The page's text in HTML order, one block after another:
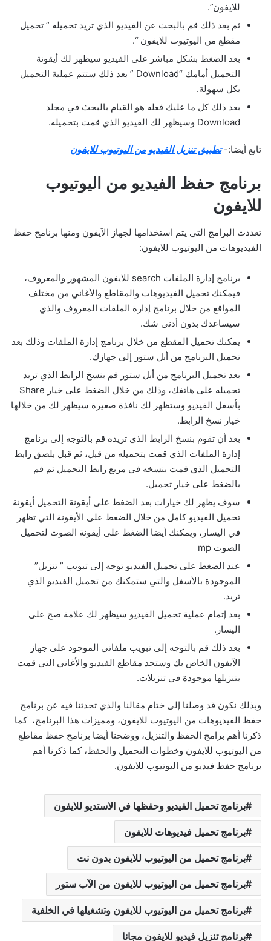
للايفون”.
ثم بعد ذلك قم بالبحث عن الفيديو الذي تريد تحميله ” تحميل
مقطع من اليوتيوب للايفون “.
بعد الضغط بشكل مباشر على الفيديو سيظهر لك أيقونة
التحميل أمامك “Download ” بعد ذلك ستتم عملية التحميل
بكل سهولة.
بعد ذلك كل ما عليك فعله هو القيام بالبحث في مجلد
Download وسيظهر لك الفيديو الذي قمت بتحميله.
تابع أيضا:-تطبيق تنزيل الفيديو من اليوتيوب للايفون
برنامج حفظ الفيديو من اليوتيوب
للايفون
تعددت البرامج التي يتم استخدامها لجهاز الآيفون ومنها برنامج حفظ
الفيديوهات من اليوتيوب للايفون:
برنامج إدارة الملفات search للايفون المشهور والمعروف،
فيمكنك تحميل الفيديوهات والمقاطع والأغاني من مختلف
المواقع من خلال برنامج إدارة الملفات المعروف والذي
سيساعدك بدون أدنى شك.
يمكنك تحميل المقطع من خلال برنامج إدارة الملفات وذلك بعد
تحميل البرنامج من أبل ستور إلى جهازك.
بعد تحميل البرنامج من أبل ستور قم بنسخ الرابط الذي تريد
تحميله على هاتفك، وذلك من خلال الضغط على خيار Share
بأسفل الفيديو وستظهر لك نافذة صغيرة سيظهر لك من خلالها
خيار نسخ الرابط.
بعد أن تقوم بنسخ الرابط الذي تريده قم بالتوجه إلى برنامج
إدارة الملفات الذي قمت بتحميله من قبل، ثم قبل بلصق رابط
التحميل الذي قمت بنسخه في مربع رابط التحميل ثم قم
بالضغط على خيار تحميل.
سوف يظهر لك خيارات بعد الضغط على أيقونة التحميل أيقونة
تحميل الفيديو كامل من خلال الضغط على الأيقونة التي تظهر
في اليسار، ويمكنك أيضا الضغط على أيقونة الصوت لتحميل
الصوت mp
عند الضغط على تحميل الفيديو توجه إلى تبويب ” تنزيل”
الموجودة بالأسفل والتي ستمكنك من تحميل الفيديو الذي
تريد.
بعد إتمام عملية تحميل الفيديو سيظهر لك علامة صح على
اليسار.
بعد ذلك قم بالتوجه إلى تبويب ملفاتي الموجود على جهاز
الآيفون الخاص بك وستجد مقاطع الفيديو والأغاني التي قمت
بتنزيلها موجودة في تنزيلات.
وبذلك نكون قد وصلنا إلى ختام مقالنا والذي تحدثنا فيه عن برنامج
حفظ الفيديوهات من اليوتيوب للايفون، ومميزات هذا البرنامج، كما
ذكرنا أهم برامج الحفظ والتنزيل، ووضحنا أيضا برنامج حفظ مقاطع
من اليوتيوب للايفون وخطوات التحميل والحفظ، كما ذكرنا أهم
برنامج حفظ فيديو من اليوتيوب للايفون.
برنامج تحميل الفيديو وحفظها في الاستديو للايفون
برنامج تحميل فيديوهات للايفون
برنامج تحميل من اليوتيوب للايفون بدون نت
برنامج تحميل من اليوتيوب للايفون من الآب ستور
برنامج تحميل من اليوتيوب للايفون وتشغيلها في الخلفية
برنامج تنزيل فيديو للايفون مجانا